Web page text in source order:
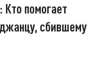
помогает
сбившему